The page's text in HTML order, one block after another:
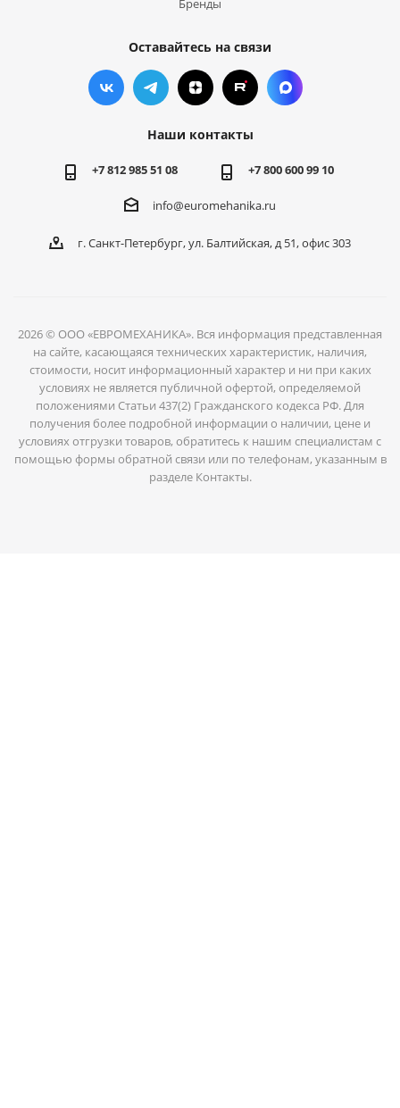
Бренды
Оставайтесь на связи
Наши контакты
+7 812 985 51 08 +7 800 600 99 10
info@euromehanika.ru
г. Санкт-Петербург, ул. Балтийская, д 51, офис 303
2026 © ООО «ЕВРОМЕХАНИКА». Вся информация представленная
на сайте, касающаяся технических характеристик, наличия,
стоимости, носит информационный характер и ни при каких
условиях не является публичной офертой, определяемой
положениями Статьи 437(2) Гражданского кодекса РФ. Для
получения более подробной информации о наличии, цене и
условиях отгрузки товаров, обратитесь к нашим специалистам с
помощью формы обратной связи или по телефонам, указанным в
разделе Контакты.